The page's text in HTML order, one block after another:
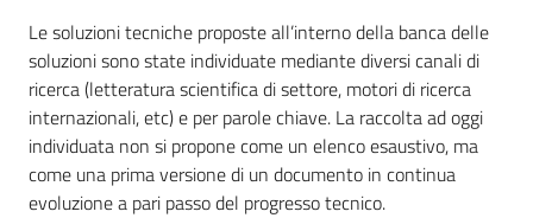
sicurezza
Ambiti
Le soluzioni tecniche proposte all’interno della banca delle
soluzioni sono state individuate mediante diversi canali di
ricerca (letteratura scientifica di settore, motori di ricerca
internazionali, etc) e per parole chiave. La raccolta ad oggi
individuata non si propone come un elenco esaustivo, ma
come una prima versione di un documento in continua
evoluzione a pari passo del progresso tecnico.